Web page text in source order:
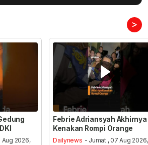
>
Aug 2026,
Febrie Adriansyah Akhirnya
Kenakan Rompi Orange
Dailynews - Jumat , 07 Aug 2026,